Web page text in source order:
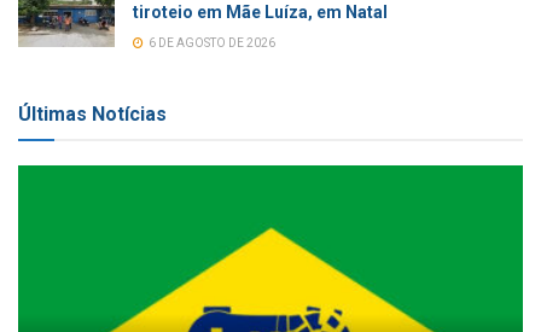
tiroteio em Mãe Luíza, em Natal
6 DE AGOSTO DE 2026
Últimas Notícias